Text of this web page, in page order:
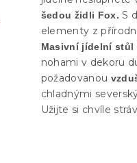
šedou židli Fox. S
elementy z
Masivní jídelní stůl
nohami v dekoru
požadovanou
chladnými
Užijte si chvíle